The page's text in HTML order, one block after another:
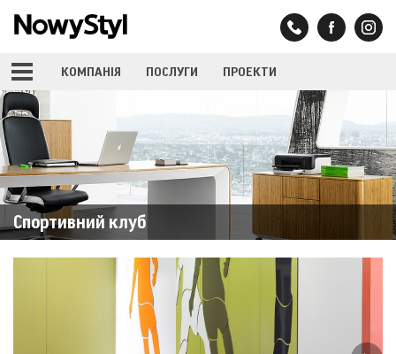
КОМПАНIЯ ПОСЛУГИ ПРОЕКТИ
Спортивний клуб